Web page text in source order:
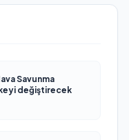
Savunma
değiştirecek